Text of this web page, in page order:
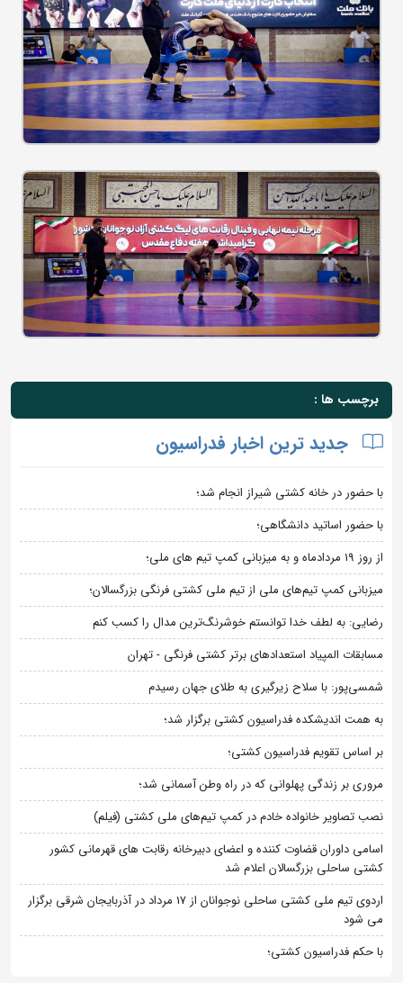
برچسب ها :
جدید ترین اخبار فدراسیون
با حضور در خانه کشتی شیراز انجام شد؛
با حضور اساتید دانشگاهی؛
از روز 19 مردادماه و به میزبانی کمپ تیم های ملی؛
میزبانی کمپ تیم‌های ملی از تیم ملی کشتی فرنگی بزرگسالان؛
رضایی: به لطف خدا توانستم خوشرنگ‌ترین مدال را کسب کنم
مسابقات المپیاد استعدادهای برتر کشتی فرنگی - تهران
شمسی‌پور: با سلاح زیرگیری به طلای جهان رسیدم
به همت اندیشکده فدراسیون کشتی برگزار شد؛
بر اساس تقویم فدراسیون کشتی؛
مروری بر زندگی پهلوانی که در راه وطن آسمانی شد؛
نصب تصاویر خانواده خادم در کمپ تیم‌های ملی کشتی (فیلم)
اسامی داوران قضاوت کننده و اعضای دبیرخانه رقابت های قهرمانی کشور
کشتی ساحلی بزرگسالان اعلام شد
اردوی تیم ملی کشتی ساحلی نوجوانان از 17 مرداد در آذربایجان شرقی برگزار
می شود
با حکم فدراسیون کشتی؛